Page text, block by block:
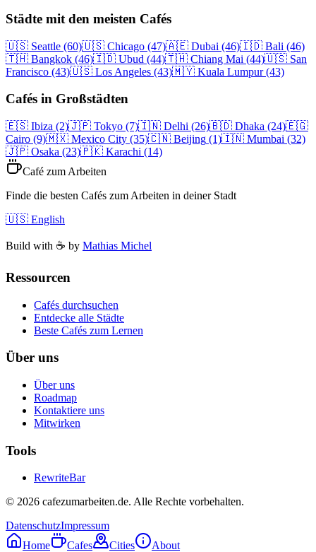
Städte mit den meisten Cafés
🇺🇸 Seattle (60)🇺🇸 Chicago (47)🇦🇪 Dubai (46)🇮🇩 Bali (46)
🇹🇭 Bangkok (46)🇮🇩 Ubud (44)🇹🇭 Chiang Mai (44)🇺🇸 San
Francisco (43)🇺🇸 Los Angeles (43)🇲🇾 Kuala Lumpur (43)
Cafés in Großstädten
🇪🇸 Ibiza (2)🇯🇵 Tokyo (7)🇮🇳 Delhi (26)🇧🇩 Dhaka (24)🇪🇬
Cairo (9)🇲🇽 Mexico City (35)🇨🇳 Beijing (1)🇮🇳 Mumbai (32)
🇯🇵 Osaka (23)🇵🇰 Karachi (14)
Café zum Arbeiten
Finde die besten Cafés zum Arbeiten in deiner Stadt
🇺🇸 English
Build with ☕️ by Mathias Michel
Ressourcen
Cafés durchsuchen
Entdecke alle Städte
Beste Cafés zum Lernen
Über uns
Über uns
Roadmap
Kontaktiere uns
Mitwirken
Tools
RewriteBar
© 2026 cafezumarbeiten.de. Alle Rechte vorbehalten.
DatenschutzImpressum
Home
Cafes Cities About